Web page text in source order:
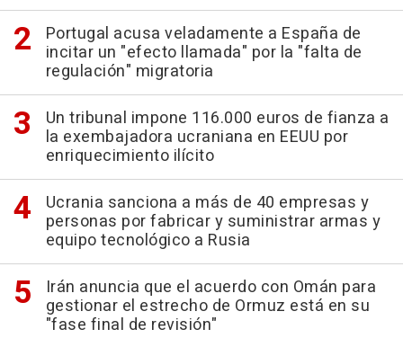
Portugal acusa veladamente a España de
incitar un "efecto llamada" por la "falta de
regulación" migratoria
Un tribunal impone 116.000 euros de fianza a
la exembajadora ucraniana en EEUU por
enriquecimiento ilícito
Ucrania sanciona a más de 40 empresas y
personas por fabricar y suministrar armas y
equipo tecnológico a Rusia
Irán anuncia que el acuerdo con Omán para
gestionar el estrecho de Ormuz está en su
"fase final de revisión"